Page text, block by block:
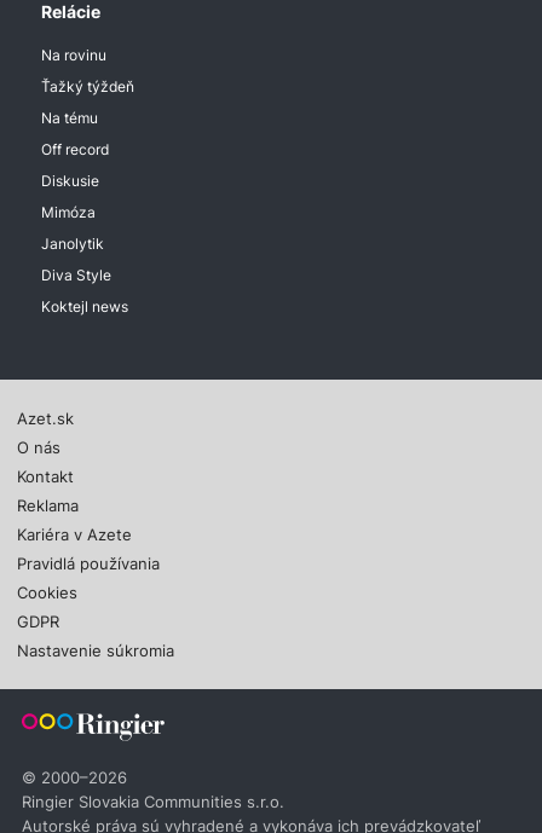
Relácie
Na rovinu
Ťažký týždeň
Na tému
Off record
Diskusie
Mimóza
Janolytik
Diva Style
Koktejl news
Azet.sk
O nás
Kontakt
Reklama
Kariéra v Azete
Pravidlá používania
Cookies
GDPR
Nastavenie súkromia
© 2000–2026
Ringier Slovakia Communities s.r.o.
Autorské práva sú vyhradené a vykonáva ich prevádzkovateľ